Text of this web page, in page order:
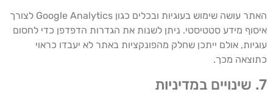
האתר עושה שימוש בעוגיות ובכלים כגון Google Analytics לצורך
איסוף מידע סטטיסטי. ניתן לשנות את הגדרות הדפדפן כדי לחסום
עוגיות, אולם ייתכן שחלק מהפונקציות באתר לא יעבדו כראוי
כתוצאה מכך.
7. שינויים במדיניות